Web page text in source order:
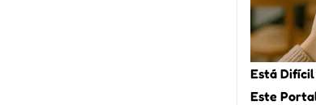
Está
Este